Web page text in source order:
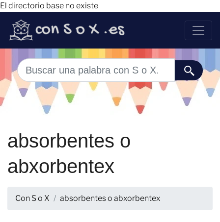
El directorio base no existe
absorbentes o
abxorbentex
Con S o X absorbentes o abxorbentex